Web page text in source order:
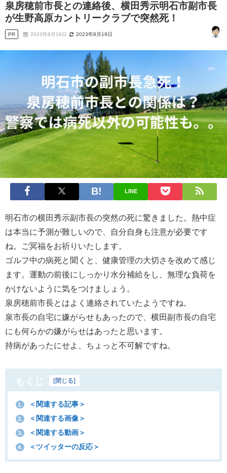
泉房穂前市長との連絡後、横田秀示明石市副市長
が生野高原カントリークラブで突然死！
PR 2023年8月19日 2023年8月19日
LINE
明石市の横田秀示副市長の突然の死に驚きました。熱中症
は本当に予測が難しいので、自分自身も注意が必要です
ね。ご冥福をお祈りいたします。
ゴルフ中の病死と聞くと、健康管理の大切さを改めて感じ
ます。運動の前後にしっかり水分補給をし、無理な負荷を
かけないように気をつけましょう。
泉房穂前市長とはよく連絡されていたようですね。
泉市長の自宅に嫌がらせもあったので、横田副市長の自宅
にも何らかの嫌がらせはあったと思います。
持病があったにせよ、ちょっと不可解ですね。
もくじ [閉じる]
1. ＜関連する記事＞
2. ＜関連する画像＞
3. ＜関連する動画＞
4. ＜ツイッターの反応＞